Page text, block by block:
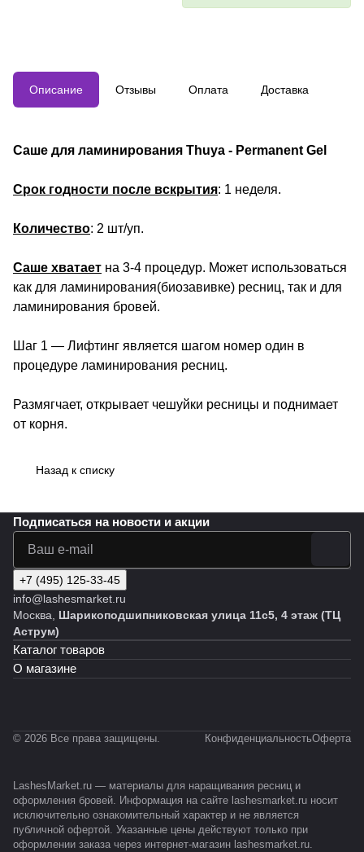
Описание Отзывы Оплата Доставка
Саше для ламинирования Thuya - Permanent Gel
Срок годности после вскрытия: 1 неделя.
Количество: 2 шт/уп.
Саше хватает на 3-4 процедур. Может использоваться
как для ламинирования(биозавивке) ресниц, так и для
ламинирования бровей.
Шаг 1 — Лифтинг является шагом номер один в
процедуре ламинирования ресниц.
Размягчает, открывает чешуйки ресницы и поднимает
от корня.
Назад к списку
Подписаться на новости и акции
+7 (495) 125-33-45
info@lashesmarket.ru
Москва, Шарикоподшипниковская улица 11с5, 4 этаж (ТЦ
Аструм)
Каталог товаров
О магазине
© 2026 Все права защищены. КонфиденциальностьОферта
LashesMarket.ru — материалы для наращивания ресниц и
оформления бровей. Информация на сайте lashesmarket.ru носит
исключительно ознакомительный характер и не является
публичной офертой. Указанные цены действуют только при
оформлении заказа через интернет-магазин lashesmarket.ru.